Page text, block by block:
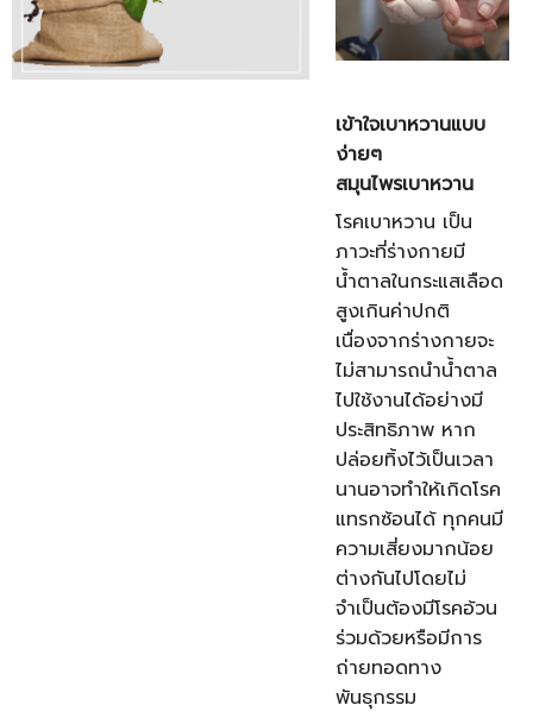
เข้าใจเบาหวานแบบ
ง่ายๆ
สมุนไพรเบาหวาน
โรคเบาหวาน เป็น
ภาวะที่ร่างกายมี
น้ำตาลในกระแสเลือด
สูงเกินค่าปกติ
เนื่องจากร่างกายจะ
ไม่สามารถนำน้ำตาล
ไปใช้งานได้อย่างมี
ประสิทธิภาพ หาก
ปล่อยทิ้งไว้เป็นเวลา
นานอาจทำให้เกิดโรค
แทรกซ้อนได้ ทุกคนมี
ความเสี่ยงมากน้อย
ต่างกันไปโดยไม่
จำเป็นต้องมีโรคอ้วน
ร่วมด้วยหรือมีการ
ถ่ายทอดทาง
พันธุกรรม